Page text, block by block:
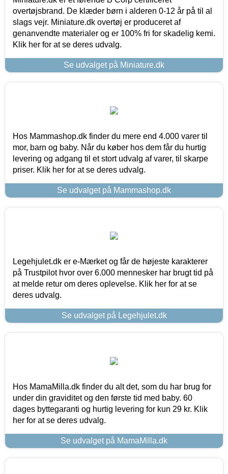
overtøjsbrand. De klæder børn i alderen 0-12 år på til al
slags vejr. Miniature.dk overtøj er produceret af
genanvendte materialer og er 100% fri for skadelig kemi.
Klik her for at se deres udvalg.
Se udvalget på Miniature.dk
Hos Mammashop.dk finder du mere end 4.000 varer til
mor, barn og baby. Når du køber hos dem får du hurtig
levering og adgang til et stort udvalg af varer, til skarpe
priser. Klik her for at se deres udvalg.
Se udvalget på Mammashop.dk
Legehjulet.dk er e-Mærket og får de højeste karakterer
på Trustpilot hvor over 6.000 mennesker har brugt tid på
at melde retur om deres oplevelse. Klik her for at se
deres udvalg.
Se udvalget på Legehjulet.dk
Hos MamaMilla.dk finder du alt det, som du har brug for
under din graviditet og den første tid med baby. 60
dages byttegaranti og hurtig levering for kun 29 kr. Klik
her for at se deres udvalg.
Se udvalget på MamaMilla.dk